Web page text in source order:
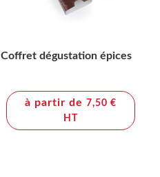
Coffret dégustation épices
à partir de7,50 €
HT